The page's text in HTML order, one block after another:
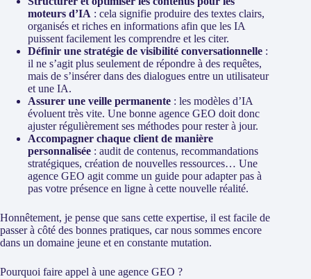
moteurs d’IA : cela signifie produire des textes clairs,
organisés et riches en informations afin que les IA
puissent facilement les comprendre et les citer.
Définir une stratégie de visibilité conversationnelle :
il ne s’agit plus seulement de répondre à des requêtes,
mais de s’insérer dans des dialogues entre un utilisateur
et une IA.
Assurer une veille permanente : les modèles d’IA
évoluent très vite. Une bonne agence GEO doit donc
ajuster régulièrement ses méthodes pour rester à jour.
Accompagner chaque client de manière
personnalisée : audit de contenus, recommandations
stratégiques, création de nouvelles ressources… Une
agence GEO agit comme un guide pour adapter pas à
pas votre présence en ligne à cette nouvelle réalité.
Honnêtement, je pense que sans cette expertise, il est facile de
passer à côté des bonnes pratiques, car nous sommes encore
dans un domaine jeune et en constante mutation.
Pourquoi faire appel à une agence GEO ?